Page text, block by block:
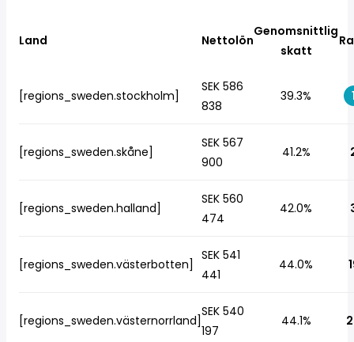
Land Nettolön
Genomsnittlig
skatt
[regions_sweden.stockholm]
SEK 586
838
39.3%
[regions_sweden.skåne]
SEK 567
900
41.2%
[regions_sweden.halland]
SEK 560
474
42.0%
[regions_sweden.västerbotten]
SEK 541
441
44.0%
[regions_sweden.västernorrland]
SEK 540
197
44.1%